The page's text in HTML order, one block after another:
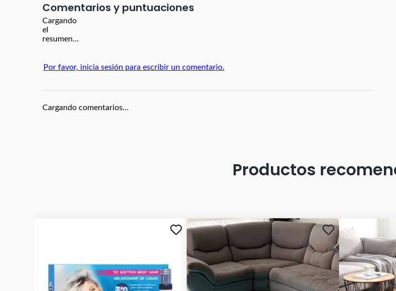
Comentarios
Cargando
el
resumen…
Por favor, inicia sesión para escribir un comentario.
Cargando comentarios…
Productos